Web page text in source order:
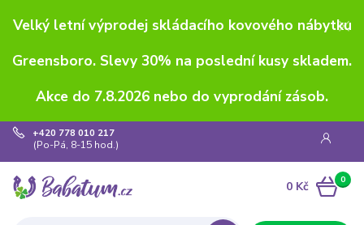
Velký letní výprodej skládacího kovového nábytku
Greensboro. Slevy 30% na poslední kusy skladem.
Akce do 7.8.2026 nebo do vyprodání zásob.
+420 778 010 217
(Po-Pá, 8-15 hod.)
0
0 Kč